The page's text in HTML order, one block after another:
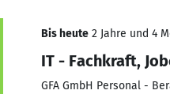
Bis heute 2 Jahre und 4
IT - Fachkraft,
GFA GmbH Personal -